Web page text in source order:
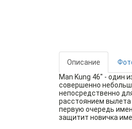
Описание
Man Kung 46" - один
совершенно
непосредственно
расстоянием
первую очередь
защитит новичка